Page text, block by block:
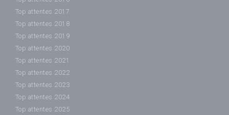
Top attentes 2017
Top attentes 2018
Top attentes 2019
Top attentes 2020
Top attentes 2021
Top attentes 2022
Top attentes 2023
Top attentes 2024
Top attentes 2025